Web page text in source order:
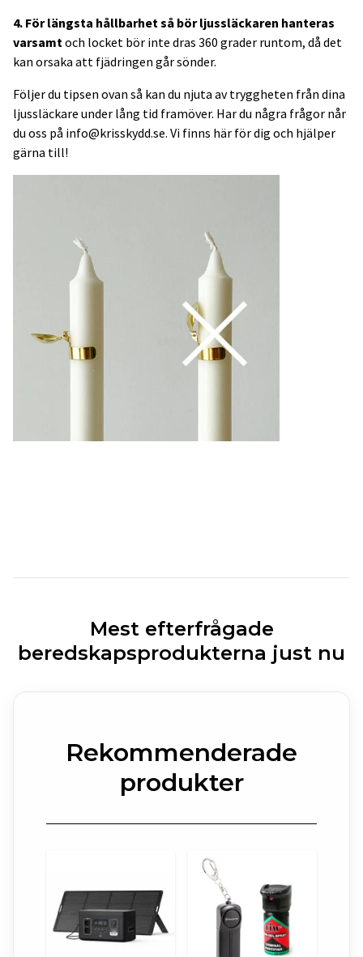
4. För längsta hållbarhet så bör ljussläckaren hanteras
varsamtoch locket bör inte dras 360 grader runtom, då det
kan orsaka att fjädringen går sönder.
Följer du tipsen ovan så kan du njuta av tryggheten från dina
ljussläckare under lång tid framöver. Har du några frågor når
du oss på info@krisskydd.se. Vi finns här för dig och hjälper
gärna till!
Mest efterfrågade
beredskapsprodukterna just nu
Rekommenderade
produkter